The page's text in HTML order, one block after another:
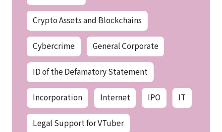
Crypto Assets and Blockchains
Cybercrime General Corporate
ID of the Defamatory Statement
Incorporation Internet IPO IT
Legal Support for VTuber